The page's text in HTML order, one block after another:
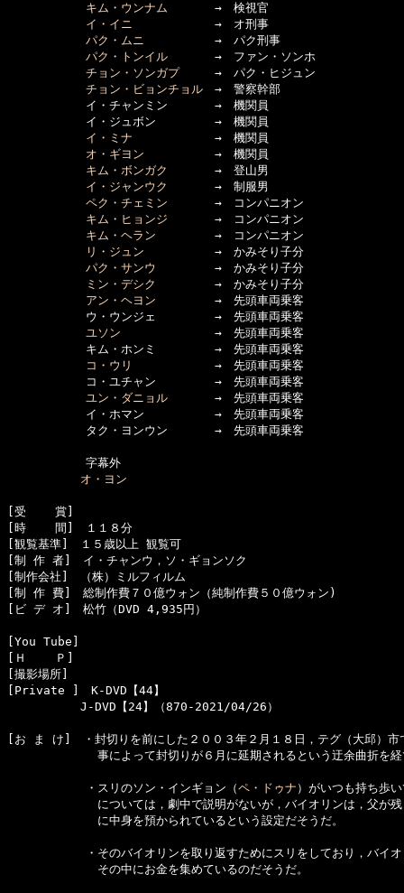
キム・ウンナム →　検視官
イ・イニ →　オ刑事
パク・ムニ →　パク刑事
パク・トンイル →　ファン・ソンホ
チョン・ソンガプ →　パク・ヒジュン
チョン・ビョンチョル →　警察幹部
      　　　イ・チャンミン　　　　→　機関員
      　　　イ・ジュボン　　　　　→　機関員
イ・ミナ →　機関員
オ・ギヨン →　機関員
キム・ボンガク
→　登山男
イ・ジャンウク
→　制服男
ペク・チェミン →　コンパニオン
キム・ヒョンジ →　コンパニオン
キム・ヘラン →　コンパニオン
リ・ジュン →　かみそり子分
パク・サンウ
→　かみそり子分
ミン・デシク
→　かみそり子分
アン・ヘヨン →　先頭車両乗客
      　　　ウ・ウンジェ　　　　　→　先頭車両乗客
ユソン →　先頭車両乗客
      　　　キム・ホンミ　　　　　→　先頭車両乗客
コ・ウリ
→　先頭車両乗客
      　　　コ・ユチャン　　　　　→　先頭車両乗客
ユン・ダニョル →　先頭車両乗客
      　　　イ・ホマン　　　　　　→　先頭車両乗客
      　　　タク・ヨンウン　　　　→　先頭車両乗客
      　　　字幕外
オ・ヨン
[受    賞]
[時    間]　１１８分
[観覧基準]　１５歳以上 観覧可
[制 作 者]　イ・チャンウ，ソ・ギョンソク
[制作会社]　（株）ミルフィルム
[制 作 費]　総制作費７０億ウォン（純制作費５０億ウォン)
[ビ デ オ]　松竹（DVD 4,935円）
[You Tube]
[Ｈ    Ｐ]
[撮影場所]
[Private ]　K-DVD【44】
  　　　　　J-DVD【24】（870-2021/04/26）
[お ま け]　・封切りを前にした２００３年２月１８日，テグ（大邱）市
　　　　事によって封切りが６月に延期されるという迂余曲折を
      　　　・スリのソン・インギョン（
ペ・ドゥナ ）がいつも持ち歩
　　　　については，劇中で説明がないが，バイオリンは，父が
      　　　　に中身を預かられているという設定だそうだ。
　　　・そのバイオリンを取り返すためにスリをしており，バイ
      　　　　その中にお金を集めているのだそうだ。